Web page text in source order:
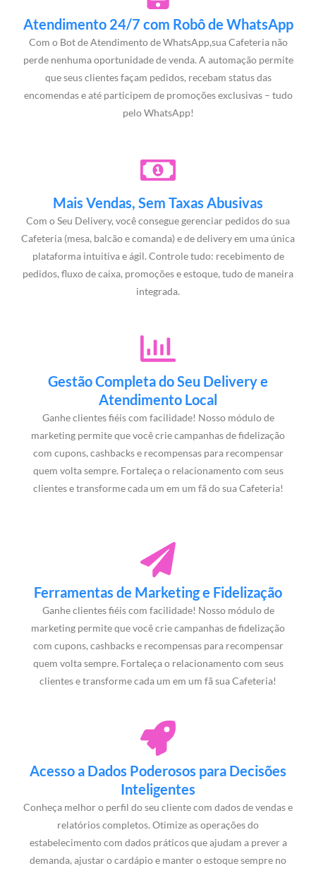
Atendimento 24/7 com Robô de WhatsApp
Com o Bot de Atendimento de WhatsApp,sua Cafeteria não
perde nenhuma oportunidade de venda. A automação permite
que seus clientes façam pedidos, recebam status das
encomendas e até participem de promoções exclusivas – tudo
pelo WhatsApp!
Mais Vendas, Sem Taxas Abusivas
Com o Seu Delivery, você consegue gerenciar pedidos do sua
Cafeteria (mesa, balcão e comanda) e de delivery em uma única
plataforma intuitiva e ágil. Controle tudo: recebimento de
pedidos, fluxo de caixa, promoções e estoque, tudo de maneira
integrada.
Gestão Completa do Seu Delivery e
Atendimento Local
Ganhe clientes fiéis com facilidade! Nosso módulo de
marketing permite que você crie campanhas de fidelização
com cupons, cashbacks e recompensas para recompensar
quem volta sempre. Fortaleça o relacionamento com seus
clientes e transforme cada um em um fã do sua Cafeteria!
Ferramentas de Marketing e Fidelização
Ganhe clientes fiéis com facilidade! Nosso módulo de
marketing permite que você crie campanhas de fidelização
com cupons, cashbacks e recompensas para recompensar
quem volta sempre. Fortaleça o relacionamento com seus
clientes e transforme cada um em um fã sua Cafeteria!
Acesso a Dados Poderosos para Decisões
Inteligentes
Conheça melhor o perfil do seu cliente com dados de vendas e
relatórios completos. Otimize as operações do
estabelecimento com dados práticos que ajudam a prever a
demanda, ajustar o cardápio e manter o estoque sempre no